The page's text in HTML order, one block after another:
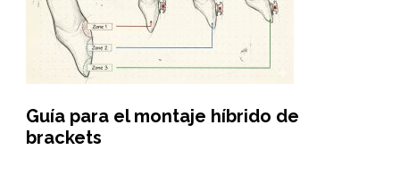
Guía para el montaje híbrido de
brackets